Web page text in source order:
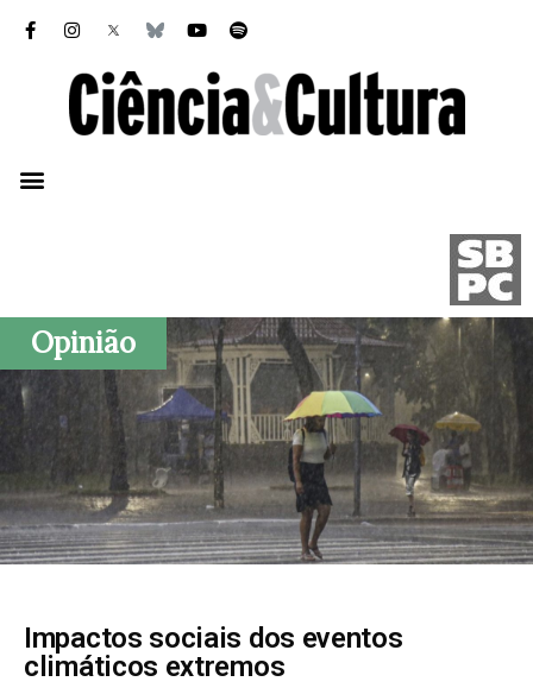
Opinião
Impactos sociais dos eventos
climáticos extremos